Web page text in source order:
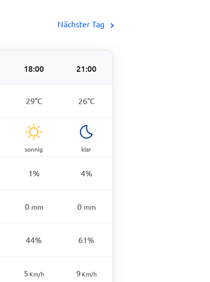
Nächster Tag
18:00 21:00
29°C 26°C
sonnig klar
1% 4%
0 mm 0 mm
44% 61%
5 Km/h 9 Km/h